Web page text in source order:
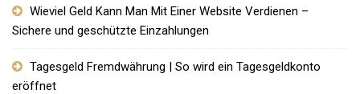
Wieviel Geld Kann Man Mit Einer Website Verdienen –
Sichere und geschützte Einzahlungen
Tagesgeld Fremdwährung | So wird ein Tagesgeldkonto
eröffnet